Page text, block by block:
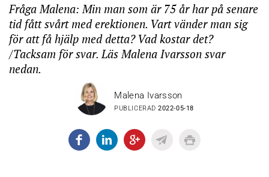
Fråga Malena: Min man som är 75 år har på senare
tid fått svårt med erektionen. Vart vänder man sig
för att få hjälp med detta? Vad kostar det?
/Tacksam för svar. Läs Malena Ivarsson svar
nedan.
Malena Ivarsson
PUBLICERAD2022-05-18